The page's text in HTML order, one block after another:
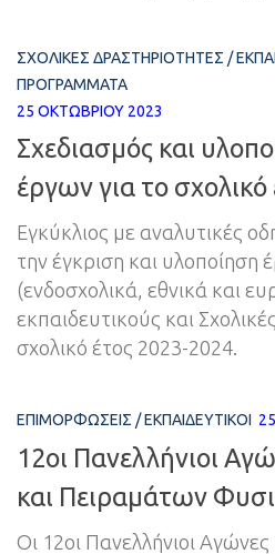
ΣΧΟΛΙΚΈΣ ΔΡΑΣΤΗΡΙΌΤΗΤΕΣ /
ΠΡΟΓΡΆΜΜΑΤΑ
25 ΟΚΤΩΒΡΊΟΥ 2023
Σχεδιασμός και
έργων για το
Εγκύκλιος με αναλυτικές
την έγκριση και υλοποίηση
(ενδοσχολικά, εθνικά και
εκπαιδευτικούς και
σχολικό έτος 2023-2024.
ΕΠΙΜΟΡΦΏΣΕΙΣ /ΕΚΠΑΙΔΕΥΤΙΚΟΊ
12οι Πανελλήνιοι
και Πειραμάτων
Οι 12οι Πανελλήνιοι